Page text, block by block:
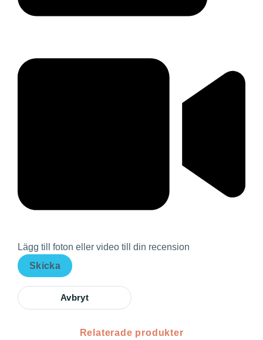
Lägg till foton eller video till din recension
Skicka
Avbryt
Relaterade produkter